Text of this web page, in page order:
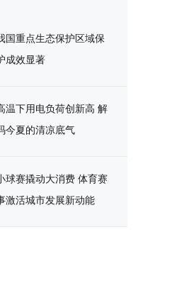
国重点生态保护区域保
成效显著
温下用电负荷创新高 解
今夏的清凉底气
球赛撬动大消费 体育赛
激活城市发展新动能